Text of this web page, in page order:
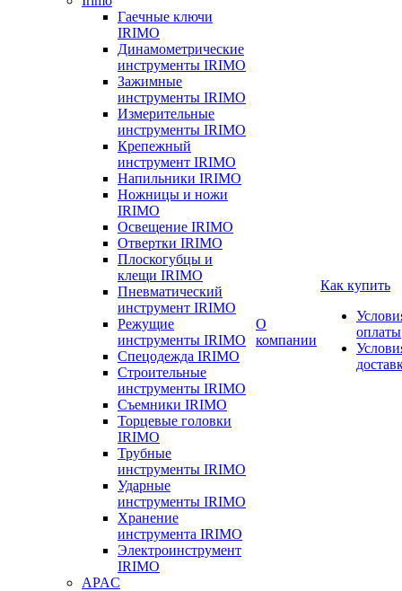
Гаечные ключи
IRIMO
Динамометрические
инструменты IRIMO
Зажимные
инструменты IRIMO
Измерительные
инструменты IRIMO
Крепежный
инструмент IRIMO
Напильники IRIMO
Ножницы и ножи
IRIMO
Освещение IRIMO
Отвертки IRIMO
Плоскогубцы и
клещи IRIMO
Пневматический
инструмент IRIMO
Режущие
инструменты IRIMO
Спецодежда IRIMO
Строительные
инструменты IRIMO
Съемники IRIMO
Торцевые головки
IRIMO
Трубные
инструменты IRIMO
Ударные
инструменты IRIMO
Хранение
инструмента IRIMO
Электроинструмент
IRIMO
APAC
О
компании
Как купить
оплаты